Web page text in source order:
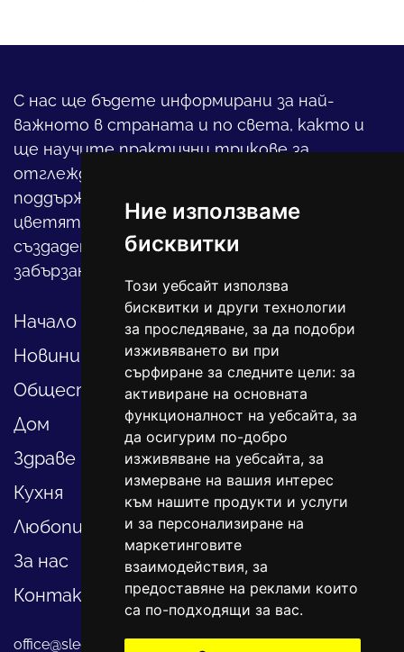
Ние използваме
бисквитки
Този уебсайт използва
бисквитки и други технологии
за проследяване, за да подобри
изживяването ви при
сърфиране за следните цели: за
активиране на основната
функционалност на уебсайта, за
да осигурим по-добро
изживяване на уебсайта, за
измерване на вашия интерес
към нашите продукти и услуги
и за персонализиране на
маркетинговите
взаимодействия, за
предоставяне на реклами които
са по-подходящи за вас.
С нас ще бъдете информирани за най-
важното в страната и по света, както и
ще научите практични трикове за
отглеждането на детето, за
поддържането на дома и градината,
цветята, интериора и, въобще, как да
създадете своя уютен оазис в този така
забързан свят.
Начало
Новини
Общество
Дом
Здраве
Кухня
Любопитно
За нас
Контакти
office@sledvayme.net